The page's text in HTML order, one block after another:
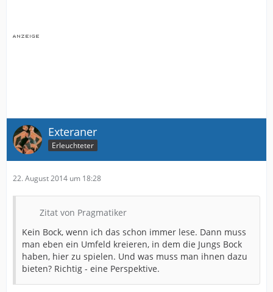
Exteraner
Erleuchteter
22. August 2014 um 18:28
Zitat von Pragmatiker
Kein Bock, wenn ich das schon immer lese. Dann muss
man eben ein Umfeld kreieren, in dem die Jungs Bock
haben, hier zu spielen. Und was muss man ihnen dazu
bieten? Richtig - eine Perspektive.